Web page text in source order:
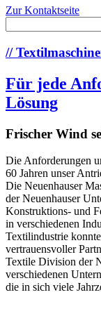
Zur Kontaktseite
//
Für jede
Lösung
Frischer Wind
Die Anforderungen
60 Jahren unser
Die Neuenhauser
der Neuenhauser
Konstruktions- und
in verschiedenen
Textilindustrie
vertrauensvoller
Textile Division der
verschiedenen
die in sich viele